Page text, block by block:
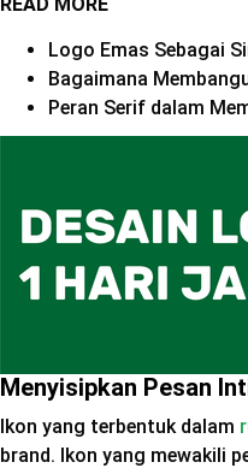
Logo Emas Sebagai
Bagaimana
Peran Serif dalam
Menyisipkan Pesan
Ikon yang terbentuk dalam
brand. Ikon yang mewakili